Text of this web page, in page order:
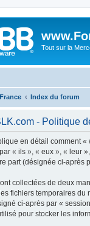
Tout sur la
Index du forum
- Politique
en détail comment «
« ils », « eux », « leur
part (désignée ci-après
collectées de deux
fichiers temporaires du
ci-après par «
pour stocker les